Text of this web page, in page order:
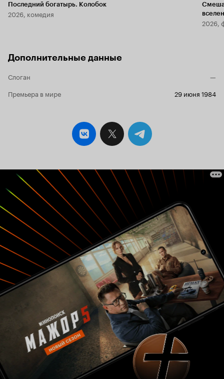
Последний богатырь. Колобок
2026, комедия
2026,
Дополнительные данные
Слоган
—
Премьера в мире
29 июня 1984